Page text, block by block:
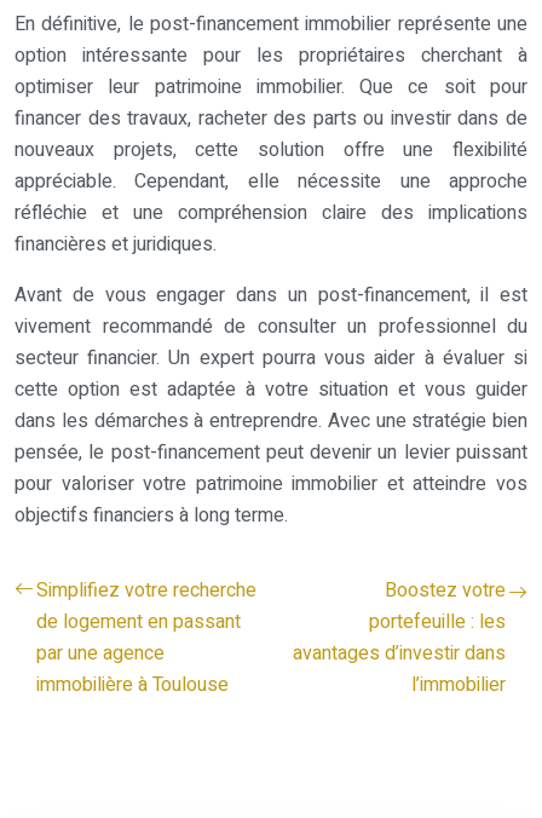
En définitive, le post-financement immobilier représente une
option intéressante pour les propriétaires cherchant à
optimiser leur patrimoine immobilier. Que ce soit pour
financer des travaux, racheter des parts ou investir dans de
nouveaux projets, cette solution offre une flexibilité
appréciable. Cependant, elle nécessite une approche
réfléchie et une compréhension claire des implications
financières et juridiques.
Avant de vous engager dans un post-financement, il est
vivement recommandé de consulter un professionnel du
secteur financier. Un expert pourra vous aider à évaluer si
cette option est adaptée à votre situation et vous guider
dans les démarches à entreprendre. Avec une stratégie bien
pensée, le post-financement peut devenir un levier puissant
pour valoriser votre patrimoine immobilier et atteindre vos
objectifs financiers à long terme.
Simplifiez votre recherche
de logement en passant
par une agence
immobilière à Toulouse
Boostez votre
portefeuille : les
avantages d’investir dans
l’immobilier